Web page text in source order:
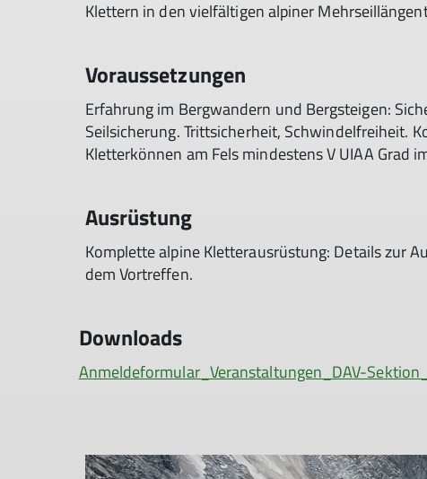
Klettern in den vielfältigen alpiner
Voraussetzungen
Erfahrung im Bergwandern und Bergsteigen:
Seilsicherung. Trittsicherheit, Schwindelfreiheit.
Kletterkönnen am Fels mindestens V UIAA Grad
Ausrüstung
Komplette alpine Kletterausrüstung: Details zur
dem Vortreffen.
Downloads
Anmeldeformular_Veranstaltungen_DAV-